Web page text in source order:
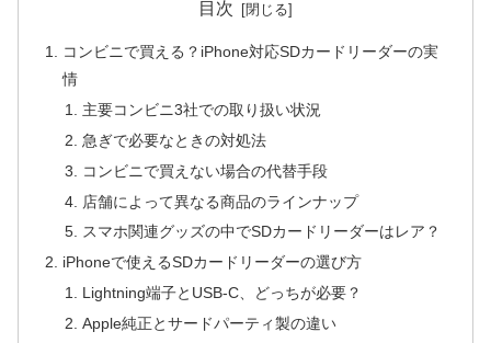
目次
コンビニで買える？iPhone対応SDカードリーダーの実
情
主要コンビニ3社での取り扱い状況
急ぎで必要なときの対処法
コンビニで買えない場合の代替手段
店舗によって異なる商品のラインナップ
スマホ関連グッズの中でSDカードリーダーはレア？
iPhoneで使えるSDカードリーダーの選び方
Lightning端子とUSB-C、どっちが必要？
Apple純正とサードパーティ製の違い